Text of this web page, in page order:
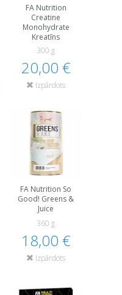
FA Nutrition
Creatine
Monohydrate
Kreatīns
300 g
20,00 €
Izpārdots
FA Nutrition So
Good! Greens &
Juice
360 g
18,00 €
Izpārdots